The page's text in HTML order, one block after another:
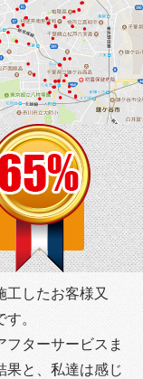
したお客様又
。
ターサービスま
果と、私達は感じ